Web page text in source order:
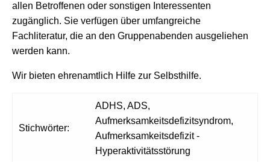
allen Betroffenen oder sonstigen Interessenten
zugänglich. Sie verfügen über umfangreiche
Fachliteratur, die an den Gruppenabenden ausgeliehen
werden kann.
Wir bieten ehrenamtlich Hilfe zur Selbsthilfe.
Stichwörter:
ADHS, ADS,
Aufmerksamkeitsdefizitsyndrom,
Aufmerksamkeitsdefizit -
Hyperaktivitätsstörung